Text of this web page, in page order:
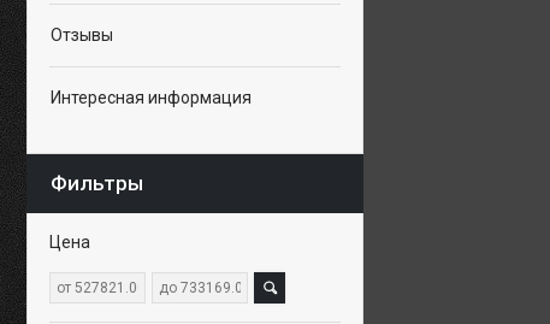
Отзывы
Интересная информация
Фильтры
Цена